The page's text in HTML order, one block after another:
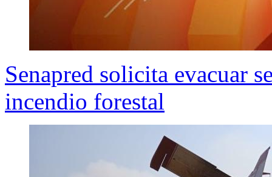
Senapred solicita evacuar
incendio forestal